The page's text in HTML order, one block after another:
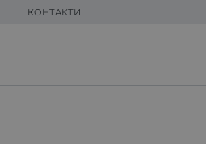
КОНТАКТИ